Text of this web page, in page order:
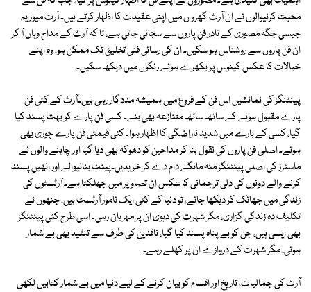
محبت کرنیوالوں نے ان آرٹ گھرو ں میں اپنی عقیدت کا اظہار کرتے ہیں۔ آرٹ میوزیم
جیسی جگہ مصوری کے نادر فن پاروں سے سجائی جاتی ہے، تا کہ آرٹ کے مداح وہاں آ کر
ان فن پاروں سے روشناس ہو سکیں۔ ان کی رسائی فنی تخلیق تک ممکن ہو، وہ اپنے
خیالات کا عکس کینوس پر بکھرے ہوئے رنگوں میں دیکھ سکیں۔
پینٹنگز کی نمائشیں اس فن کے فروغ میں ہمیشہ مددگار رہی ہیں۔آرٹ کے کئی فن
پارے مقبول ہونے کے ساتھ ساتھ متنازعہ بھی بنے۔ کسی فن پارے کو بہت پسند کیا
گیا، کسی کے بارے میں شدید ناراضگی کا اظہار ہوا۔ کئی قیمتی فن پارے چوری بھی
ہوئے۔ اصلی فن پاروں کی نقول بنا کر مداحین کو دھوکہ بھی دیا گیا اور چاہنے والوں نے
ماسٹرز کی اصلی پینٹنگز منہ مانگے دام دے کر خریدیں۔پینٹ بنانیوالے اور انھیں پسند
کرنے والے دونوں کی دلی ترجمانی کا عکس ان تصاویر میں جھلکتا ہے۔ آرٹسٹوں کی
زندگی میں جھانک کر دیکھا جائے، تو دنیا کے کئی ایک نامور آرٹسٹ ہیں، جنھوں نے
تکلیف دہ زندگی گزاری، مگر شہرت کی دیوی ان پر مہربان رہی۔ اسی طرح کئی پینٹنگز
بھی ایسی ہیں، جن کو بے پناہ پسند کیا گیا، ناقدین کی طرف سے تنقید بھی بے شمار
ہوئی، مگر شہرت کے دروازے ان پر کھلے رہے۔
آرٹ کی جمالیات، تاریخ اور اقسام کو بیان کرنے کے لیے دنیا میں بے شمار کتابیں لکھی